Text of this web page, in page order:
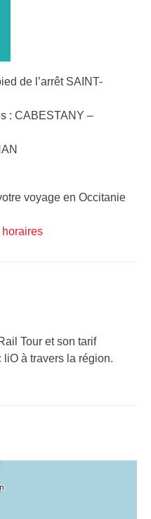
de l’arrêt SAINT-
: CABESTANY –
voyage en Occitanie
Tour et son tarif
à travers la région.